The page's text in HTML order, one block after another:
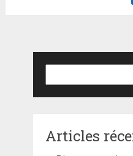
Articles